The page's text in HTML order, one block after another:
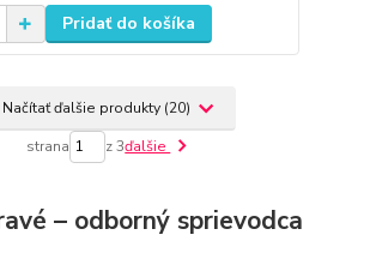
Pridať do košíka
Načítať ďalšie produkty (20)
strana z 3ďalšie
– odborný sprievodca